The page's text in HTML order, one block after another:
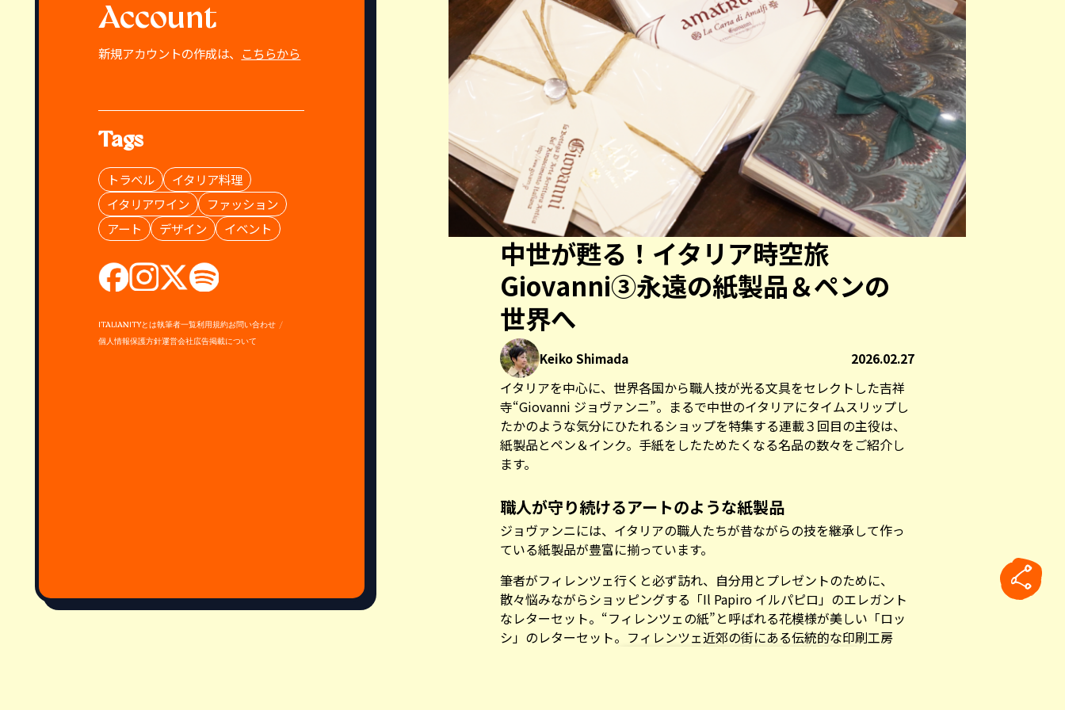
Account
新規アカウントの作成は、 こちらから
Tags
トラベル
イタリア料理
イタリアワイン
ファッション
アート
デザイン イベント
ITALIANITYとは執筆者一覧利用規約お問い合わせ
個人情報保護方針運営会社広告掲載について
中世が甦る！イタリア時空旅
Giovanni③永遠の紙製品＆ペンの
世界へ
Keiko Shimada 2026.02.27
イタリアを中心に、世界各国から職人技が光る文具をセレクトした吉祥
寺“Giovanni ジョヴァンニ”。まるで中世のイタリアにタイムスリップし
たかのような気分にひたれるショップを特集する連載３回目の主役は、
紙製品とペン＆インク。手紙をしたためたくなる名品の数々をご紹介し
ます。
職人が守り続けるアートのような紙製品
ジョヴァンニには、イタリアの職人たちが昔ながらの技を継承して作っ
ている紙製品が豊富に揃っています。
筆者がフィレンツェ行くと必ず訪れ、自分用とプレゼントのために、
散々悩みながらショッピングする「Il Papiro イルパピロ」のエレガント
なレターセット。“フィレンツェの紙”と呼ばれる花模様が美しい「ロッ
シ」のレターセット。フィレンツェ近郊の街にある伝統的な印刷工房